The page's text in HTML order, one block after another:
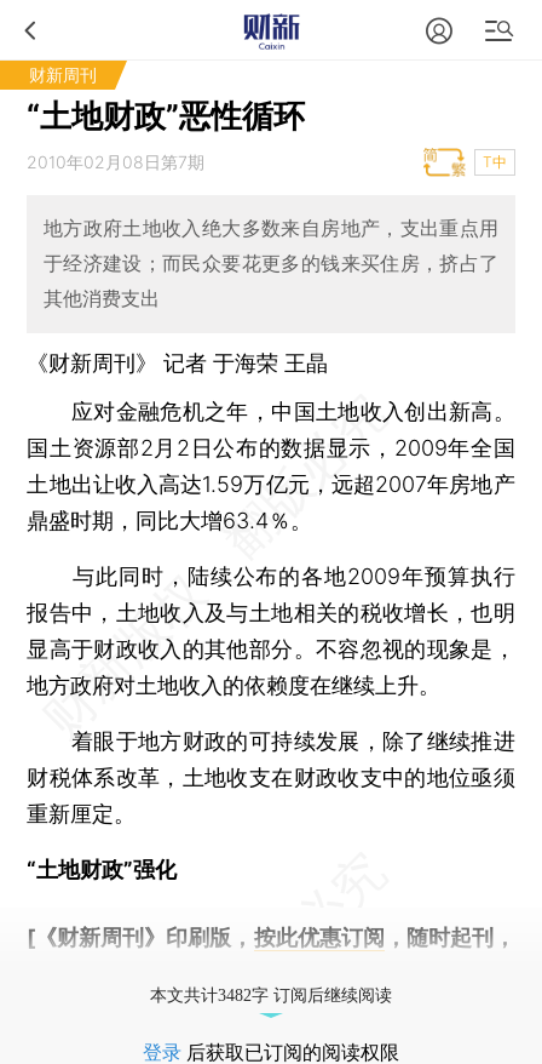
财新周刊
“土地财政”恶性循环
2010年02月08日第7期 T中
地方政府土地收入绝大多数来自房地产，支出重点用
于经济建设；而民众要花更多的钱来买住房，挤占了
其他消费支出
《财新周刊》 记者于海荣 王晶
应对金融危机之年，中国土地收入创出新高。
国土资源部2月2日公布的数据显示，2009年全国
土地出让收入高达1.59万亿元，远超2007年房地产
鼎盛时期，同比大增63.4％。
与此同时，陆续公布的各地2009年预算执行
报告中，土地收入及与土地相关的税收增长，也明
显高于财政收入的其他部分。不容忽视的现象是，
地方政府对土地收入的依赖度在继续上升。
着眼于地方财政的可持续发展，除了继续推进
财税体系改革，土地收支在财政收支中的地位亟须
重新厘定。
“土地财政”强化
[《财新周刊》印刷版， 按此优惠订阅 ，随时起刊，
本文共计3482字 订阅后继续阅读
登录 后获取已订阅的阅读权限